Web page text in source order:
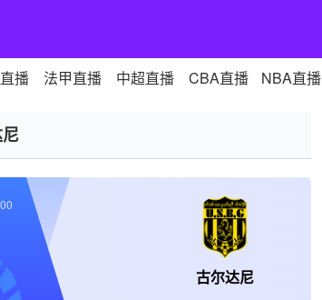
播 法甲直播 中超直播 CBA直播 NBA直播
古尔达尼